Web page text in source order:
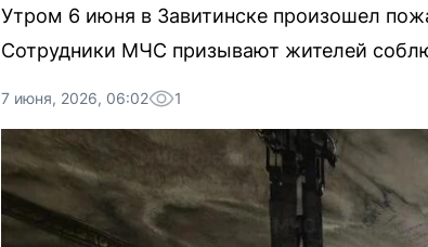
Утром 6 июня в Завитинске произошел
Сотрудники МЧС призывают жителей
7 июня, 2026, 06:02 1